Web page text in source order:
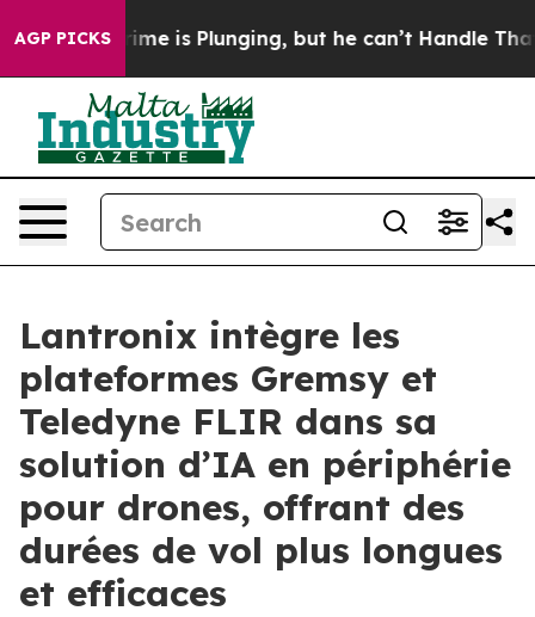
AGP PICKS
Crime is Plunging, but he can’t Handle That Truth
Lantronix intègre les
plateformes Gremsy et
Teledyne FLIR dans sa
solution d’IA en périphérie
pour drones, offrant des
durées de vol plus longues
et efficaces